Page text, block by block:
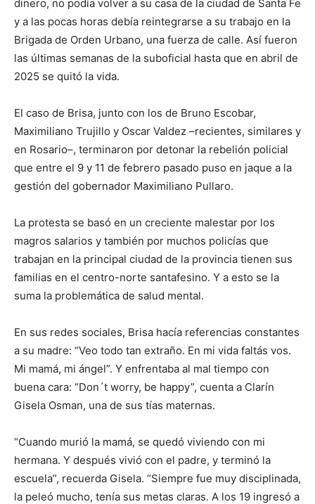
dinero, no podía volver a su casa de la ciudad de Santa Fe
y a las pocas horas debía reintegrarse a su trabajo en la
Brigada de Orden Urbano, una fuerza de calle. Así fueron
las últimas semanas de la suboficial hasta que en abril de
2025 se quitó la vida.
El caso de Brisa, junto con los de Bruno Escobar,
Maximiliano Trujillo y Oscar Valdez –recientes, similares y
en Rosario–, terminaron por detonar la rebelión policial
que entre el 9 y 11 de febrero pasado puso en jaque a la
gestión del gobernador Maximiliano Pullaro.
La protesta se basó en un creciente malestar por los
magros salarios y también por muchos policías que
trabajan en la principal ciudad de la provincia tienen sus
familias en el centro-norte santafesino. Y a esto se la
suma la problemática de salud mental.
En sus redes sociales, Brisa hacía referencias constantes
a su madre: “Veo todo tan extraño. En mi vida faltás vos.
Mi mamá, mi ángel”. Y enfrentaba al mal tiempo con
buena cara: “Don´t worry, be happy”, cuenta a Clarín
Gisela Osman, una de sus tías maternas.
“Cuando murió la mamá, se quedó viviendo con mi
hermana. Y después vivió con el padre, y terminó la
escuela”, recuerda Gisela. “Siempre fue muy disciplinada,
la peleó mucho, tenía sus metas claras. A los 19 ingresó a